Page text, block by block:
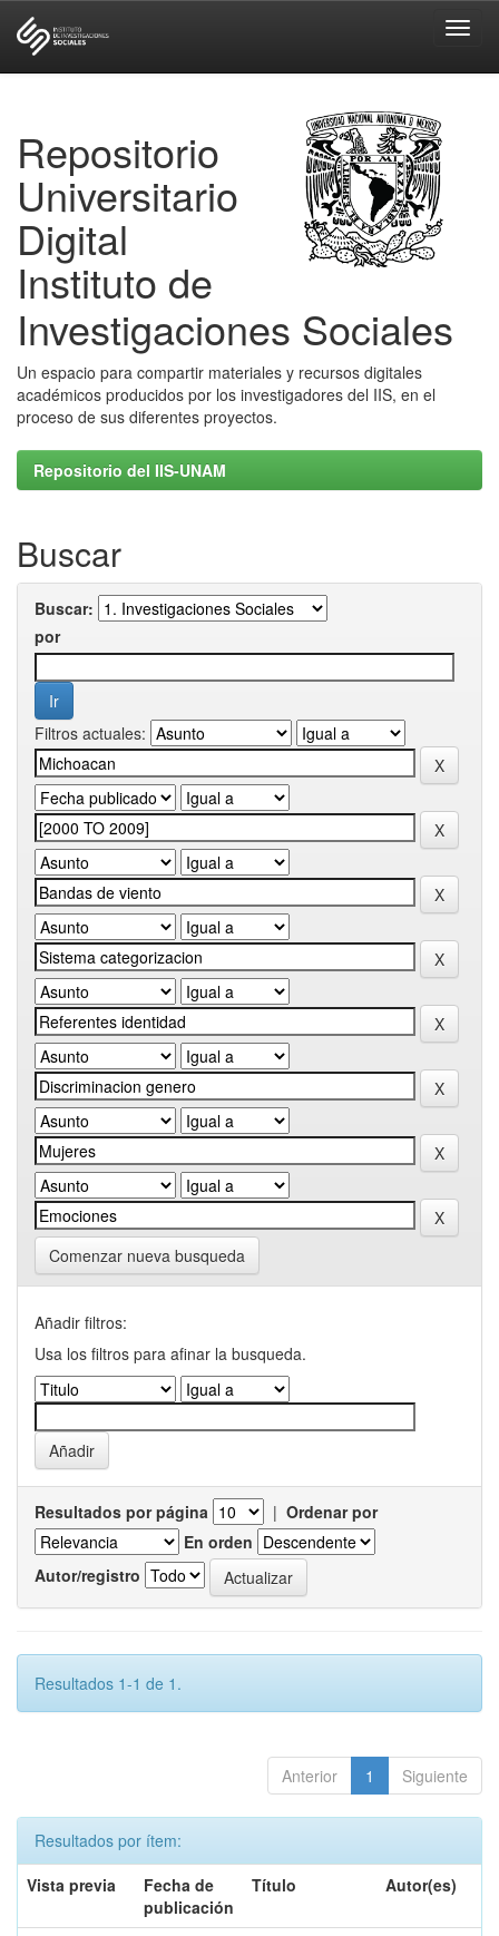
Repositorio
Universitario
Digital
Instituto de
Investigaciones Sociales
Un espacio para compartir materiales y recursos digitales
académicos producidos por los investigadores del IIS, en el
proceso de sus diferentes proyectos.
Repositorio del IIS-UNAM
Buscar
Buscar:
por
Filtros actuales:
Comenzar nueva busqueda
Añadir filtros:
Usa los filtros para afinar la busqueda.
Resultados por página | Ordenar por
En orden
Autor/registro
Resultados 1-1 de 1.
Anterior 1 Siguiente
Resultados por ítem:
Vista previa
Fecha de
publicación
Título Autor(es)